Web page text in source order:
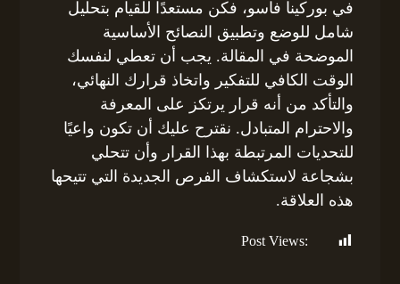
في بوركينا فاسو، فكن مستعدًا للقيام بتحليل
شامل للوضع وتطبيق النصائح الأساسية
الموضحة في المقالة. يجب أن تعطي لنفسك
الوقت الكافي للتفكير واتخاذ قرارك النهائي،
والتأكد من أنه قرار يرتكز على المعرفة
والاحترام المتبادل. نقترح عليك أن تكون واعيًا
للتحديات المرتبطة بهذا القرار وأن تتحلي
بشجاعة لاستكشاف الفرص الجديدة التي تتيحها
هذه العلاقة.
Post Views: